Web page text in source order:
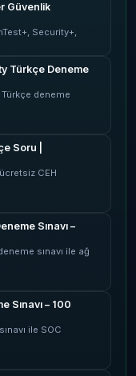
Güvenlik
Security+,
Türkçe Deneme
deneme
Soru |
CEH
Sınavı –
sınavı ile ağ
Sınavı – 100
ile SOC